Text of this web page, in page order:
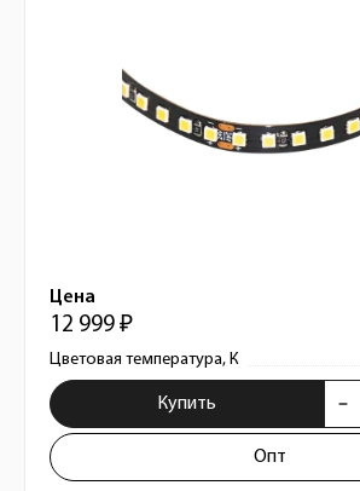
Цена
12 999 ₽
Цветовая температура, К
Купить
Опт